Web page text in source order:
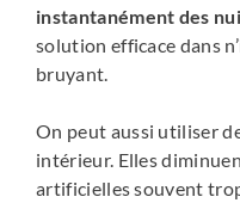
instantanément des
solution efficace dans
bruyant.
On peut aussi utiliser
intérieur. Elles
artificielles souvent